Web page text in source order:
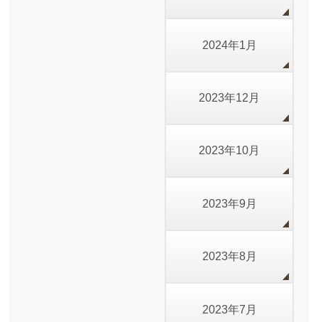
2024年1月
2023年12月
2023年10月
2023年9月
2023年8月
2023年7月